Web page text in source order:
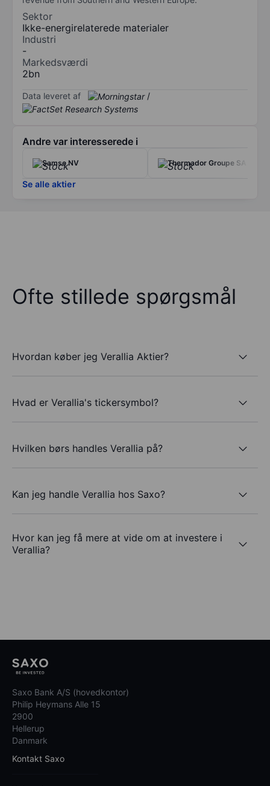
Sektor
Ikke-energirelaterede materialer
Industri
-
Markedsværdi
2bn
Data leveret af /
Andre var interesserede i
Samse NV Thermador Groupe SA
Se alle aktier
Ofte stillede spørgsmål
Hvordan køber jeg Verallia Aktier?
Hvad er Verallia's tickersymbol?
Hvilken børs handles Verallia på?
Kan jeg handle Verallia hos Saxo?
Hvor kan jeg få mere at vide om at investere i
Verallia?
Saxo Bank A/S (hovedkontor)
Philip Heymans Alle 15
2900
Hellerup
Danmark
Kontakt Saxo